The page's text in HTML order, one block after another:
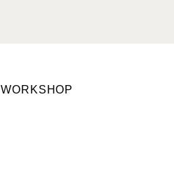
WORKSHOP